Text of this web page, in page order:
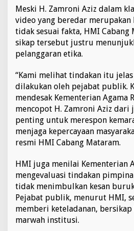
Meski H. Zamroni Aziz dalam
video yang beredar
tidak sesuai fakta, HMI Cabang
sikap tersebut justru
pelanggaran etika.
“Kami melihat tindakan itu
dilakukan oleh pejabat publik.
mendesak Kementerian Agama
mencopot H. Zamroni Aziz dari
penting untuk merespon
menjaga kepercayaan
resmi HMI Cabang Mataram.
HMI juga menilai Kementerian
mengevaluasi tindakan
tidak menimbulkan kesan
Pejabat publik, menurut HMI,
memberi keteladanan,
marwah institusi.